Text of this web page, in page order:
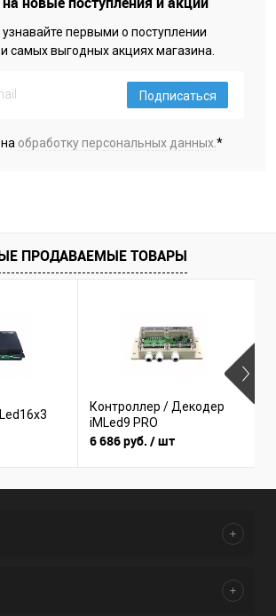
первыми о поступлении
самых выгодных акциях магазина.
Подписаться
обработку персональных данных.*
ПРОДАВАЕМЫЕ ТОВАРЫ
Контроллер / Декодер
iMLed9 PRO
6 686 руб. / шт